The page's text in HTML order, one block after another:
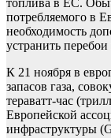
топлива в ЕС.
потребляемого в
необходимость
устранить перебои
К 21 ноября в
запасов газа,
тераватт-час
Европейской
инфраструктуры